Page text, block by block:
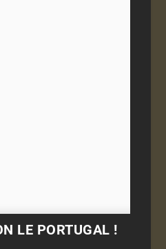
LE PORTUGAL !